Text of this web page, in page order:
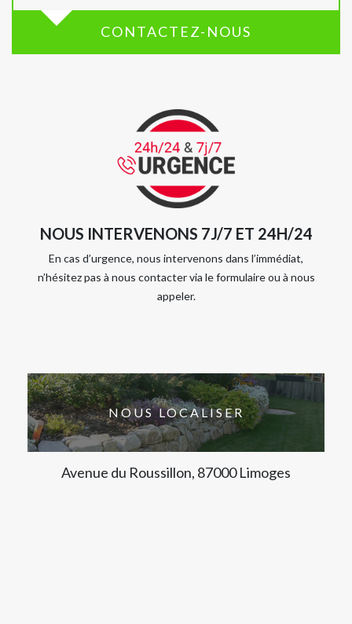
CONTACTEZ-NOUS
NOUS INTERVENONS 7J/7 ET 24H/24
En cas d’urgence, nous intervenons dans l’immédiat,
n’hésitez pas à nous contacter via le formulaire ou à nous
appeler.
NOUS LOCALISER
Avenue du Roussillon, 87000 Limoges